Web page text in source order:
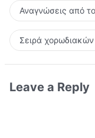
Αναγνώσεις από
Σειρά χορωδιακών
Leave a Reply